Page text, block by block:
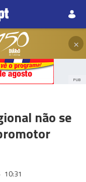
×
PUB
não se
10:31